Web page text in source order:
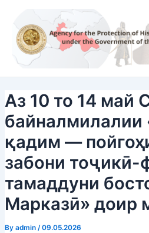
content
Аз 10 то 14 май
байналмилалии
қадим —
забони тоҷикӣ-
тамаддуни
Марказӣ» доир
By admin /09.05.2026